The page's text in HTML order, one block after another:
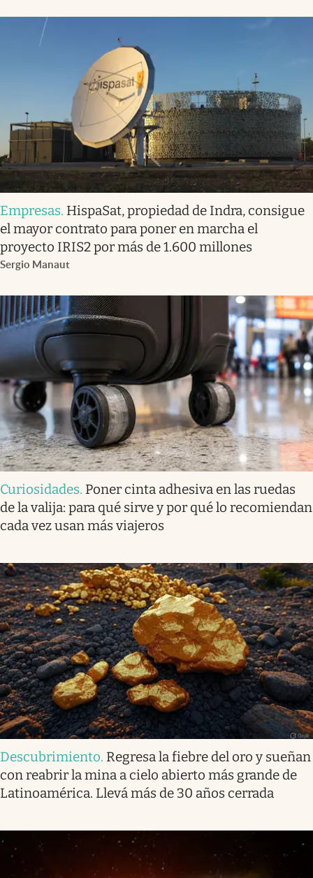
Empresas. HispaSat, propiedad de Indra, consigue
el mayor contrato para poner en marcha el
proyecto IRIS2 por más de 1.600 millones
Sergio Manaut
Curiosidades. Poner cinta adhesiva en las ruedas
de la valija: para qué sirve y por qué lo recomiendan
cada vez usan más viajeros
Descubrimiento. Regresa la fiebre del oro y sueñan
con reabrir la mina a cielo abierto más grande de
Latinoamérica. Llevá más de 30 años cerrada